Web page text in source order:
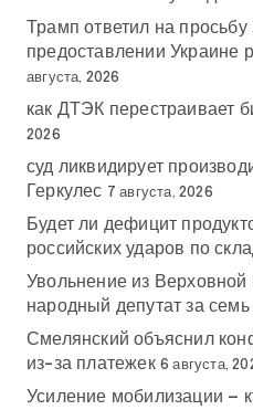
Трамп ответил на просьбу
предоставлении
августа, 2026
как ДТЭК перестраивает
2026
суд ликвидирует
Геркулес 7 августа, 2026
Будет ли дефицит
российских ударов по
Увольнение из Верховной
народный депутат за семь
Смелянский объяснил
из-за платежек 6 августа,
Усиление мобилизации —